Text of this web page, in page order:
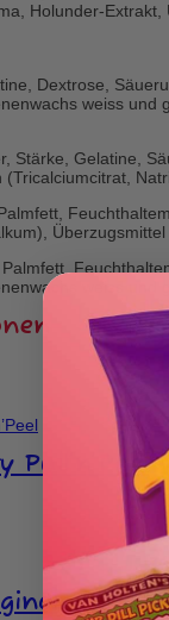
Holunder-
Dextrose,
weiss
Stärke, Gelatine,
weiss und
Pull’n’Peel